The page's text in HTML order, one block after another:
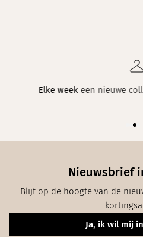
Elke weekeen nieuwe
Nieuwsbrief
Blijf op de hoogte van de
Ja, ik wil mij